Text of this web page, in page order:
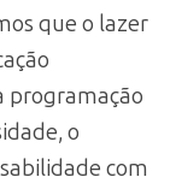
que o lazer
programação
o
com